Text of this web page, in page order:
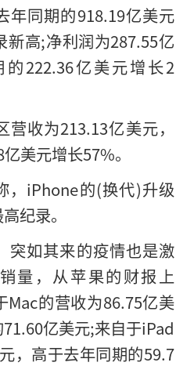
年同期的918.19亿美元
新高;净利润为287.55亿
222.36亿美元增长2
收为213.13亿美元，
美元增长57%。
，iPhone的(换代)升级
纪录。
突如其来的疫情也是激
量，从苹果的财报上
Mac的营收为86.75亿美
亿美元;来自于iPad
，高于去年同期的59.7